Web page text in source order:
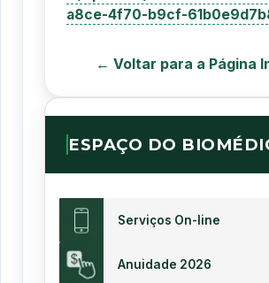
a8ce-4f70-b9cf-
← Voltar para a Página
ESPAÇO DO
Serviços On-line
Anuidade 2026